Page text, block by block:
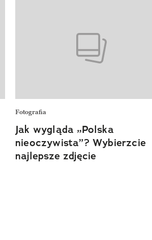
Fotografia
Jak wygląda „Polska
nieoczywista”? Wybierzcie
najlepsze zdjęcie